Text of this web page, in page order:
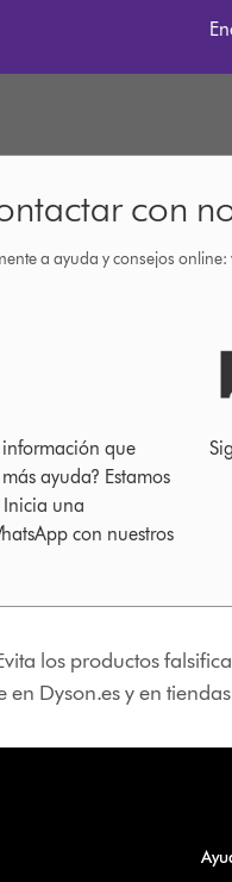
con
a ayuda y consejos online:
que
ayuda? Estamos
una
con nuestros
los productos
en Dyson.es y en